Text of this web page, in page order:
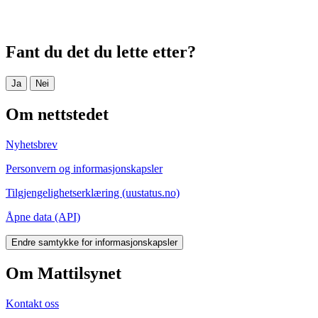
Fant du det du lette etter?
Ja Nei
Om nettstedet
Nyhetsbrev
Personvern og informasjonskapsler
Tilgjengelighetserklæring (uustatus.no)
Åpne data (API)
Endre samtykke for informasjonskapsler
Om Mattilsynet
Kontakt oss